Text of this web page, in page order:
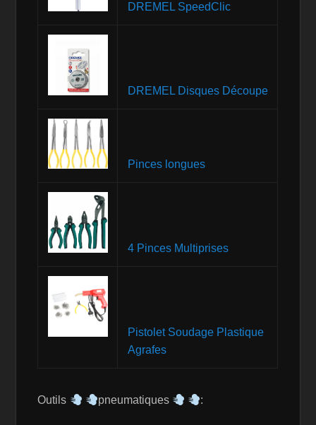
DREMEL SpeedClic
DREMEL Disques Découpe
Pinces longues
4 Pinces Multiprises
Pistolet Soudage Plastique
Agrafes
Outils pneumatiques :